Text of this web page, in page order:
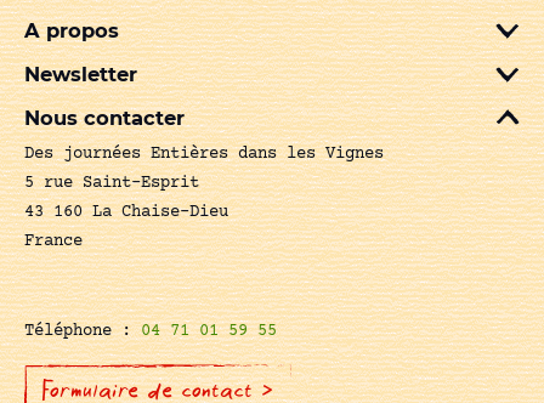
A propos
Newsletter
Nous contacter
Des journées Entières dans les Vignes
5 rue Saint-Esprit
43 160 La Chaise-Dieu
France
Téléphone :04 71 01 59 55
Formulaire de contact >